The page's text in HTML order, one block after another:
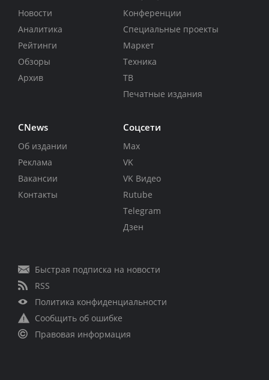
Новости
Аналитика
Рейтинги
Обзоры
Архив
Конференции
Специальные проекты
Маркет
Техника
ТВ
Печатные издания
CNews
Об издании
Реклама
Вакансии
Контакты
Соцсети
Max
VK
VK Видео
Rutube
Telegram
Дзен
Быстрая подписка на новости
RSS
Политика конфиденциальности
Сообщить об ошибке
Правовая информация